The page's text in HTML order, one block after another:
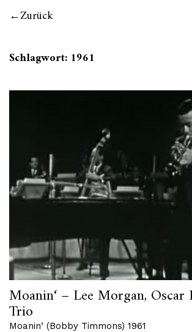
Zurück
Schlagwort: 1961
Moanin‘ – Lee Morgan, Oscar
Trio
Moanin‘ (Bobby Timmons) 1961